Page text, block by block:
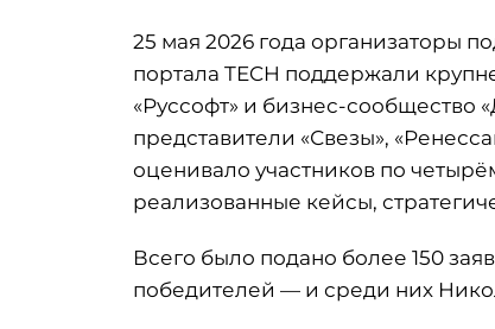
25 мая 2026 года организаторы
портала TECH поддержали
«Руссофт» и бизнес-сообщество
представители «Свезы»,
оценивало участников по
реализованные кейсы,
Всего было подано более 150
победителей — и среди них